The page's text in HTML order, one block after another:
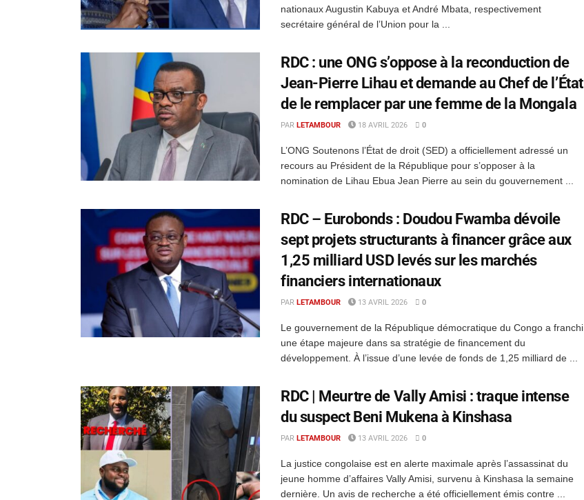
nationaux Augustin Kabuya et André Mbata, respectivement
secrétaire général de l’Union pour la ...
RDC : une ONG s’oppose à la reconduction de
Jean-Pierre Lihau et demande au Chef de l’État
de le remplacer par une femme de la Mongala
PAR LETAMBOUR 18 AVRIL 2026 0
L’ONG Soutenons l’État de droit (SED) a officiellement adressé un
recours au Président de la République pour s’opposer à la
nomination de Lihau Ebua Jean Pierre au sein du gouvernement ...
RDC – Eurobonds : Doudou Fwamba dévoile
sept projets structurants à financer grâce aux
1,25 milliard USD levés sur les marchés
financiers internationaux
PAR LETAMBOUR 13 AVRIL 2026 0
Le gouvernement de la République démocratique du Congo a franchi
une étape majeure dans sa stratégie de financement du
développement. À l’issue d’une levée de fonds de 1,25 milliard de ...
RDC | Meurtre de Vally Amisi : traque intense
du suspect Beni Mukena à Kinshasa
PAR LETAMBOUR 13 AVRIL 2026 0
La justice congolaise est en alerte maximale après l’assassinat du
jeune homme d’affaires Vally Amisi, survenu à Kinshasa la semaine
dernière. Un avis de recherche a été officiellement émis contre ...